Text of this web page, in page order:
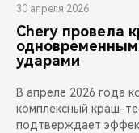
30 апреля 2026
Chery провела
ударами
В апреле 2026 года
комплексный краш-
подтверждает